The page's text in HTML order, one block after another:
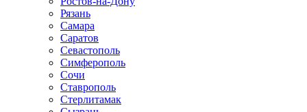
Рязань
Самара
Саратов
Севастополь
Симферополь
Сочи
Ставрополь
Стерлитамак